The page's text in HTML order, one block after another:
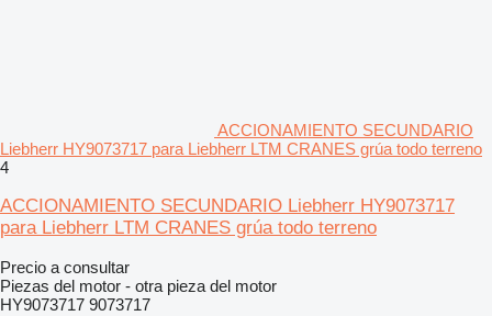
ACCIONAMIENTO SECUNDARIO
Liebherr HY9073717 para Liebherr LTM CRANES grúa todo terreno
4
ACCIONAMIENTO SECUNDARIO Liebherr HY9073717
para Liebherr LTM CRANES grúa todo terreno
Precio a consultar
Piezas del motor - otra pieza del motor
HY9073717 9073717